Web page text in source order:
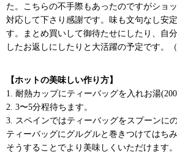
た。こちらの不手際もあったのですがショ
対応して下さり感謝です。味も文句なし安
す。まとめ買いして御待たせにしたり、自
したお返しにしたりと大活躍の予定です。（
【ホットの美味しい作り方】
1. 耐熱カップにティーバッグを入れお湯
2. 3〜5分程待ちます。
3. スペインではティーバッグをスプーンに
ティーバッグにグルグルと巻きつけてはち
そうすることでより美味しくいただけます。